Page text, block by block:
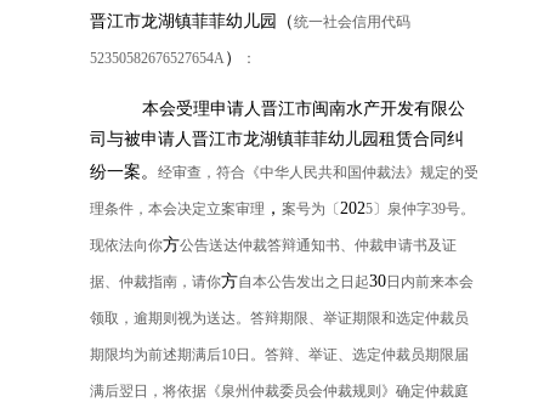
晋江市龙湖镇菲菲幼儿园（统一社会信用代码
52350582676527654A） ：
本会受理申请人晋江市闽南水产开发有限公
司与被申请人晋江市龙湖镇菲菲幼儿园租赁合同纠
纷一案。 经审查，符合《中华人民共和国仲裁法》规定的受
理条件，本会决定立案审理 ， 案号为 〔2025〕 泉仲字39号。
现依法向你方公告送达仲裁答辩通知书、仲裁申请书及证
据、仲裁指南，请你方自本公告发出之日起30日内前来本会
领取，逾期则视为送达。答辩期限、举证期限和选定仲裁员
期限均为前述期满后10日。答辩、举证、选定仲裁员期限届
满后翌日，将依据《泉州仲裁委员会仲裁规则》确定仲裁庭